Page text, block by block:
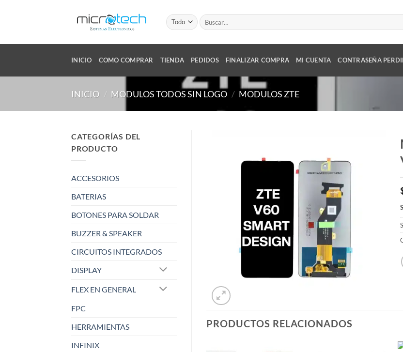
Buscar
por:
INICIO COMO COMPRAR TIENDA PEDIDOS FINALIZAR COMPRA MI CUENTA CONTRASEÑA
INICIO / MODULOS TODOS SIN LOGO / MODULOS ZTE
CATEGORÍAS DEL
PRODUCTO
ACCESORIOS
BATERIAS
BOTONES PARA SOLDAR
BUZZER & SPEAKER
CIRCUITOS INTEGRADOS
DISPLAY
FLEX EN GENERAL
FPC
HERRAMIENTAS
INFINIX
PRODUCTOS RELACIONADOS